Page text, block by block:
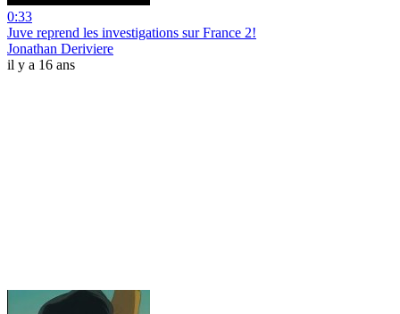
0:33
Juve reprend les investigations sur France 2!
Jonathan Deriviere
il y a 16 ans